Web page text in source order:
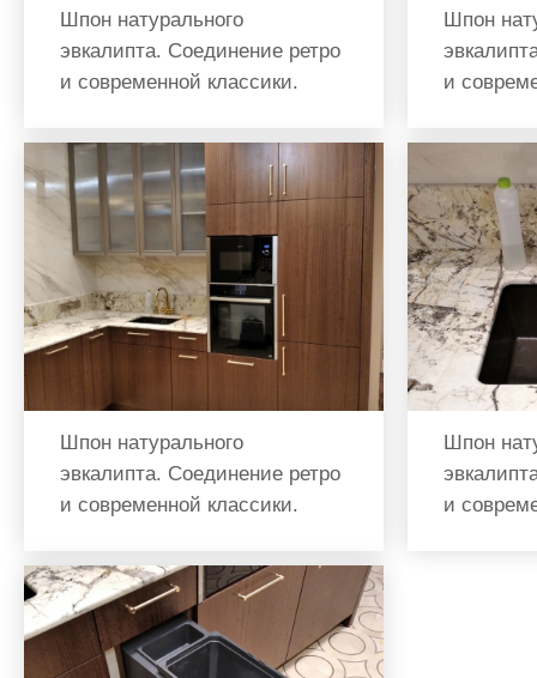
Шпон натурального
эвкалипта. Соединение ретро
и современной классики.
Шпон
и
Шпон натурального
эвкалипта. Соединение ретро
и современной классики.
Шпон
и